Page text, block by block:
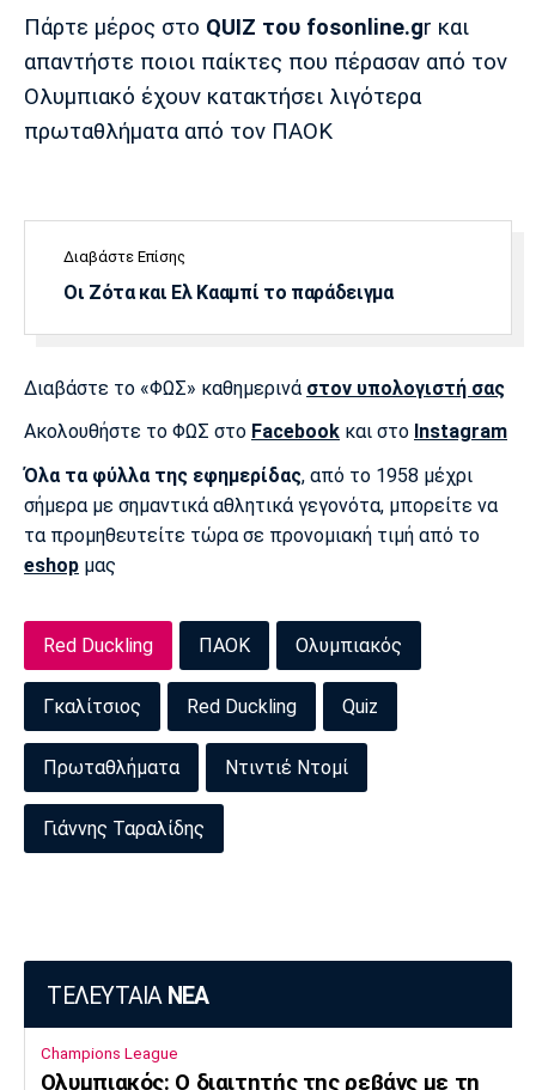
Πολιτισμός
Τραγούδια
Cine Spot
Παρασκήνιο
Πρόγραμμα TV
Ιωνικός Κηφισιά Πανσερραϊκός
Μπαρτσελόνα
Μαδρίτης
Μαδρίτης
Γιουνάιτεντ
Λίβερπουλ
Μάντσεστερ
Γιουβέντους
Ίντερ Μίλαν Μπάγερν
Μπορούσια
Ντόρτμουντ
Μονακό
Ερυθρός
Τότεναμ
Πάρτε μέρος στο QUIZ του fosonline.gr και
απαντήστε ποιοι παίκτες που πέρασαν από τον
Ολυμπιακό έχουν κατακτήσει λιγότερα
πρωταθλήματα από τον ΠΑΟΚ
Διαβάστε Επίσης
Οι Ζότα και Ελ Κααμπί το παράδειγμα
Διαβάστε το «ΦΩΣ» καθημερινά στον υπολογιστή σας
Ακολουθήστε το ΦΩΣ στο Facebook και στο Instagram
Όλα τα φύλλα της εφημερίδας, από το 1958 μέχρι
σήμερα με σημαντικά αθλητικά γεγονότα, μπορείτε να
τα προμηθευτείτε τώρα σε προνομιακή τιμή από το
eshop μας
Red Duckling ΠΑΟΚ Ολυμπιακός
Γκαλίτσιος Red Duckling Quiz
Πρωταθλήματα Ντιντιέ Ντομί
Γιάννης Ταραλίδης
ΤΕΛΕΥΤΑΙΑ ΝΕΑ
Champions League
Ολυμπιακός: Ο διαιτητής της ρεβάνς με τη